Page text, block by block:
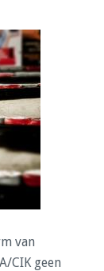
van
CIK geen